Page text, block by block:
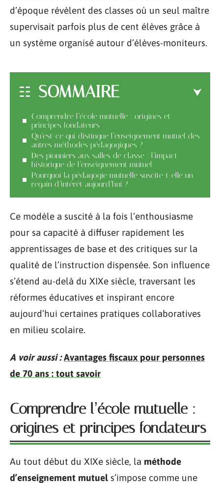
d’époque révèlent des classes où un seul maître
supervisait parfois plus de cent élèves grâce à
un système organisé autour d’élèves-moniteurs.
SOMMAIRE
Comprendre l’école mutuelle : origines et
principes fondateurs
Qu’est-ce qui distingue l’enseignement mutuel des
autres méthodes pédagogiques ?
Des pionniers aux salles de classe : l’impact
historique de l’enseignement mutuel
Pourquoi la pédagogie mutuelle suscite-t-elle un
regain d’intérêt aujourd’hui ?
Ce modèle a suscité à la fois l’enthousiasme
pour sa capacité à diffuser rapidement les
apprentissages de base et des critiques sur la
qualité de l’instruction dispensée. Son influence
s’étend au-delà du XIXe siècle, traversant les
réformes éducatives et inspirant encore
aujourd’hui certaines pratiques collaboratives
en milieu scolaire.
A voir aussi : Avantages fiscaux pour personnes
de 70 ans : tout savoir
Comprendre l’école mutuelle :
origines et principes fondateurs
Au tout début du XIXe siècle, la méthode
d’enseignement mutuel s’impose comme une